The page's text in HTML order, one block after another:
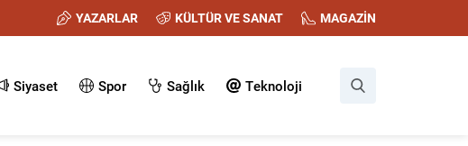
YAZARLAR KÜLTÜR VE SANAT MAGAZİN
Siyaset Spor Sağlık Teknoloji